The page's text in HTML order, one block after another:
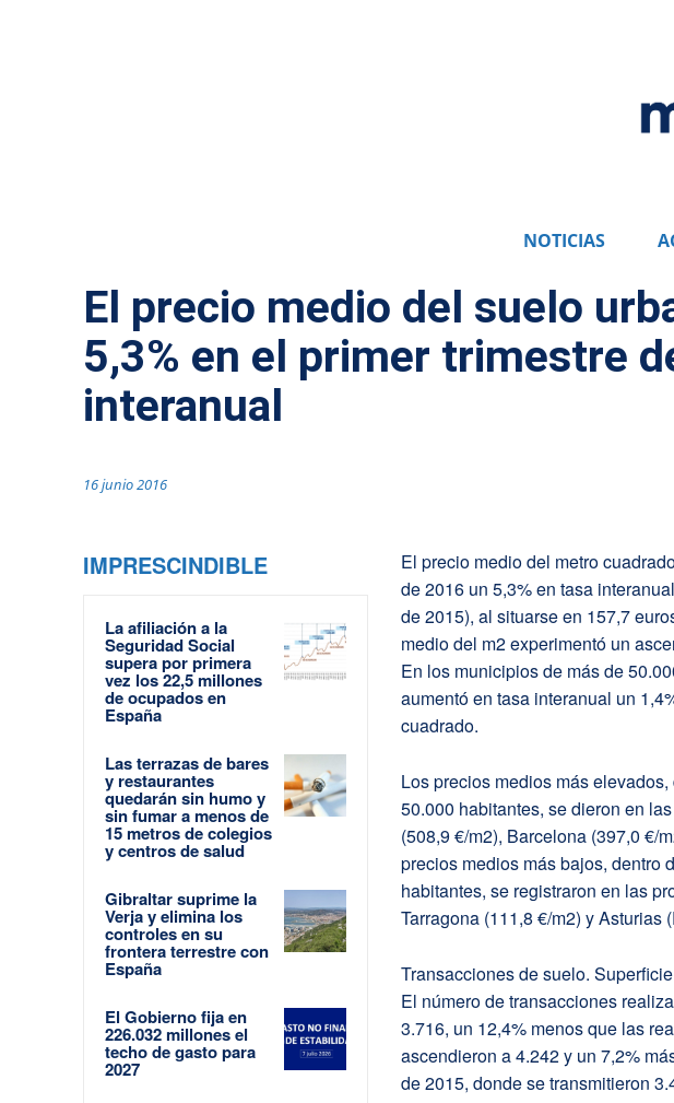
NOTICIAS
El precio medio del suelo
5,3% en el primer trimestre
interanual
16 junio 2016
IMPRESCINDIBLE
La afiliación a la
Seguridad Social
supera por primera
vez los 22,5 millones
de ocupados en
España
Las terrazas de bares
y restaurantes
quedarán sin humo y
sin fumar a menos de
15 metros de colegios
y centros de salud
Gibraltar suprime la
Verja y elimina los
controles en su
frontera terrestre con
España
El Gobierno fija en
226.032 millones el
techo de gasto para
2027
El precio medio del metro
de 2016 un 5,3% en tasa
de 2015), al situarse en 157,7
medio del m2 experimentó un
En los municipios de más de
aumentó en tasa interanual un
cuadrado.
Los precios medios más
50.000 habitantes, se dieron en
(508,9 €/m2), Barcelona (397,0 €/
precios medios más bajos, dentro
habitantes, se registraron en las
Tarragona (111,8 €/m2) y Asturias
Transacciones de suelo.
El número de transacciones
3.716, un 12,4% menos que las
ascendieron a 4.242 y un 7,2%
de 2015, donde se transmitieron